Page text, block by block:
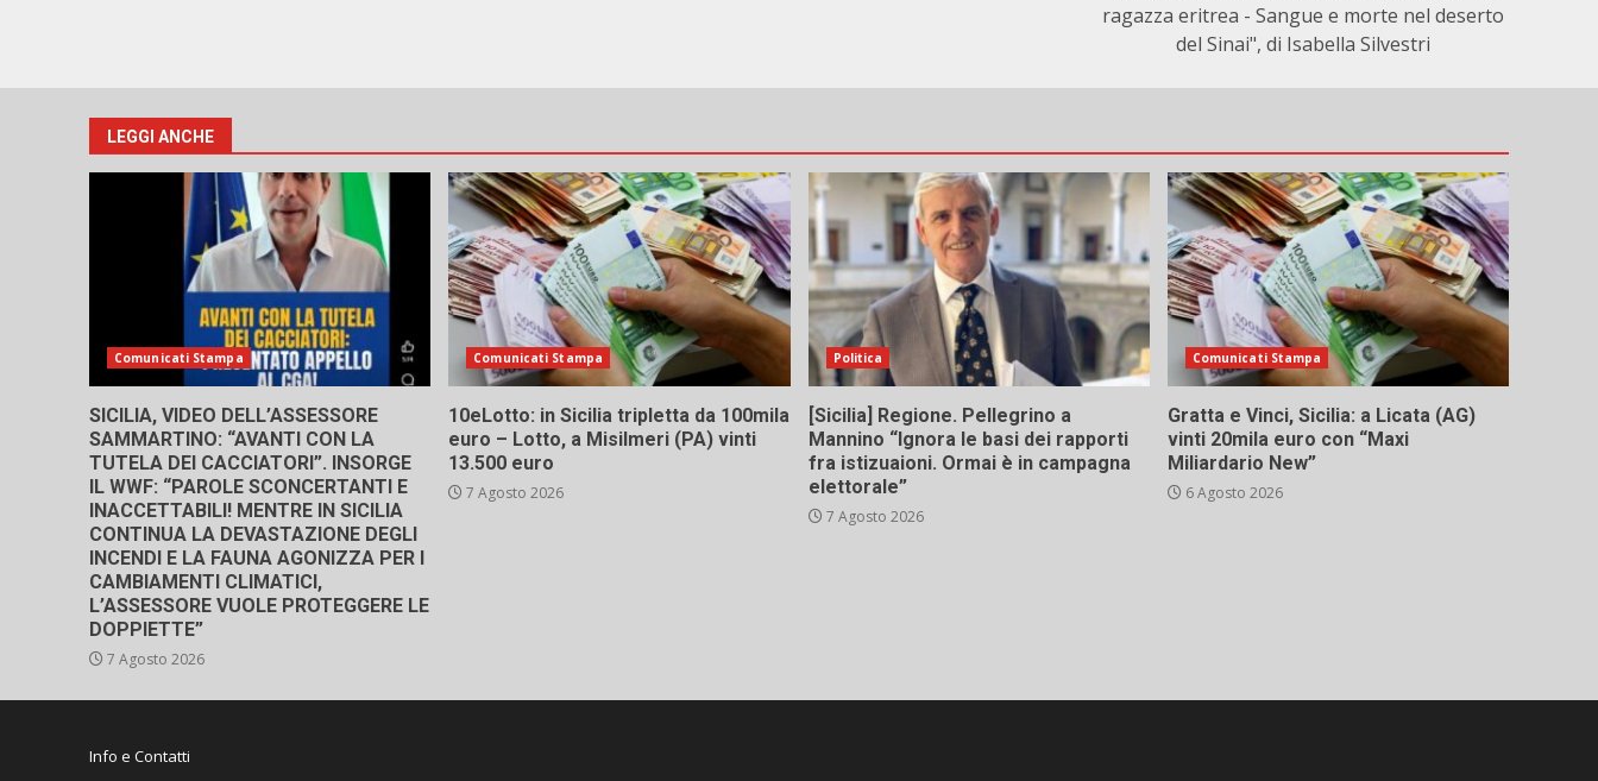
ragazza eritrea - Sangue e morte nel deserto
del Sinai", di Isabella Silvestri
LEGGI ANCHE
Comunicati Stampa
SICILIA, VIDEO DELL’ASSESSORE
SAMMARTINO: “AVANTI CON LA
TUTELA DEI CACCIATORI”. INSORGE
IL WWF: “PAROLE SCONCERTANTI E
INACCETTABILI! MENTRE IN SICILIA
CONTINUA LA DEVASTAZIONE DEGLI
INCENDI E LA FAUNA AGONIZZA PER I
CAMBIAMENTI CLIMATICI,
L’ASSESSORE VUOLE PROTEGGERE LE
DOPPIETTE”
7 Agosto 2026
Comunicati Stampa
10eLotto: in Sicilia tripletta da 100mila
euro – Lotto, a Misilmeri (PA) vinti
13.500 euro
7 Agosto 2026
Politica
[Sicilia] Regione. Pellegrino a
Mannino “Ignora le basi dei rapporti
fra istizuaioni. Ormai è in campagna
elettorale”
7 Agosto 2026
Comunicati Stampa
Gratta e Vinci, Sicilia: a Licata (AG)
vinti 20mila euro con “Maxi
Miliardario New”
6 Agosto 2026
Info e Contatti